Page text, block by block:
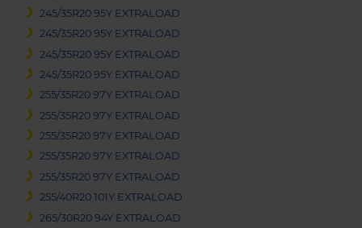
245/35R20 95Y EXTRALOAD
245/35R20 95Y EXTRALOAD
245/35R20 95Y EXTRALOAD
245/35R20 95Y EXTRALOAD
255/35R20 97Y EXTRALOAD
255/35R20 97Y EXTRALOAD
255/35R20 97Y EXTRALOAD
255/35R20 97Y EXTRALOAD
255/35R20 97Y EXTRALOAD
255/40R20 101Y EXTRALOAD
265/30R20 94Y EXTRALOAD